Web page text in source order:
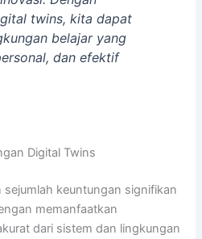
twins, kita dapat
belajar yang
dan efektif
Digital Twins
sejumlah keuntungan signifikan
memanfaatkan
dari sistem dan lingkungan